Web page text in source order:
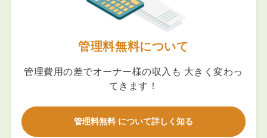
管理料無料について
管理費用の差でオーナー様の収入も 大きく変わっ
てきます！
管理料無料 について詳しく知る